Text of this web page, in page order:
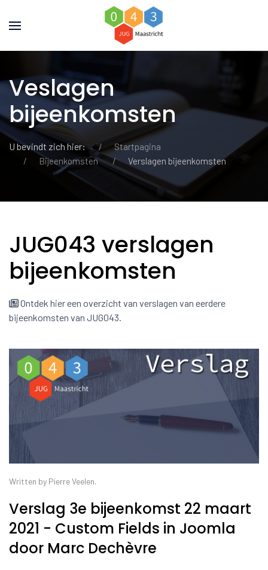
Veslagen
bijeenkomsten
U bevindt zich hier:
Startpagina
Bijeenkomsten
Verslagen bijeenkomsten
JUG043 verslagen
bijeenkomsten
Ontdek hier een overzicht van verslagen van eerdere
bijeenkomsten van JUG043.
Written by Pierre Veelen.
Verslag 3e bijeenkomst 22 maart
2021 - Custom Fields in Joomla
door Marc Dechèvre